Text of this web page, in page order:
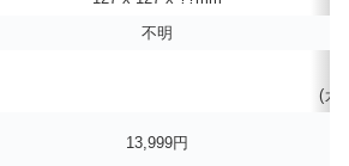
不明
(カ
13,999円